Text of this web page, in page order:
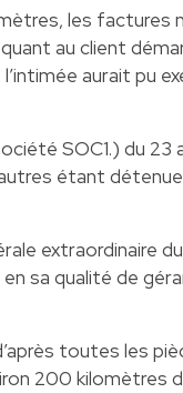
les
au client
aurait pu
SOC1.) du 23
étant
extraordinaire
sa qualité de
toutes les
200 kilomètres